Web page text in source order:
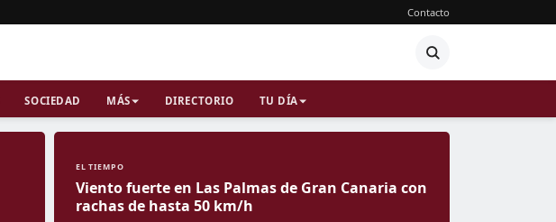
Contacto
SOCIEDAD MÁS DIRECTORIO TU DÍA
EL TIEMPO
Viento fuerte en Las Palmas de Gran Canaria con
rachas de hasta 50 km/h